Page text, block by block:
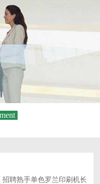
聘熟手单色罗兰印刷机长